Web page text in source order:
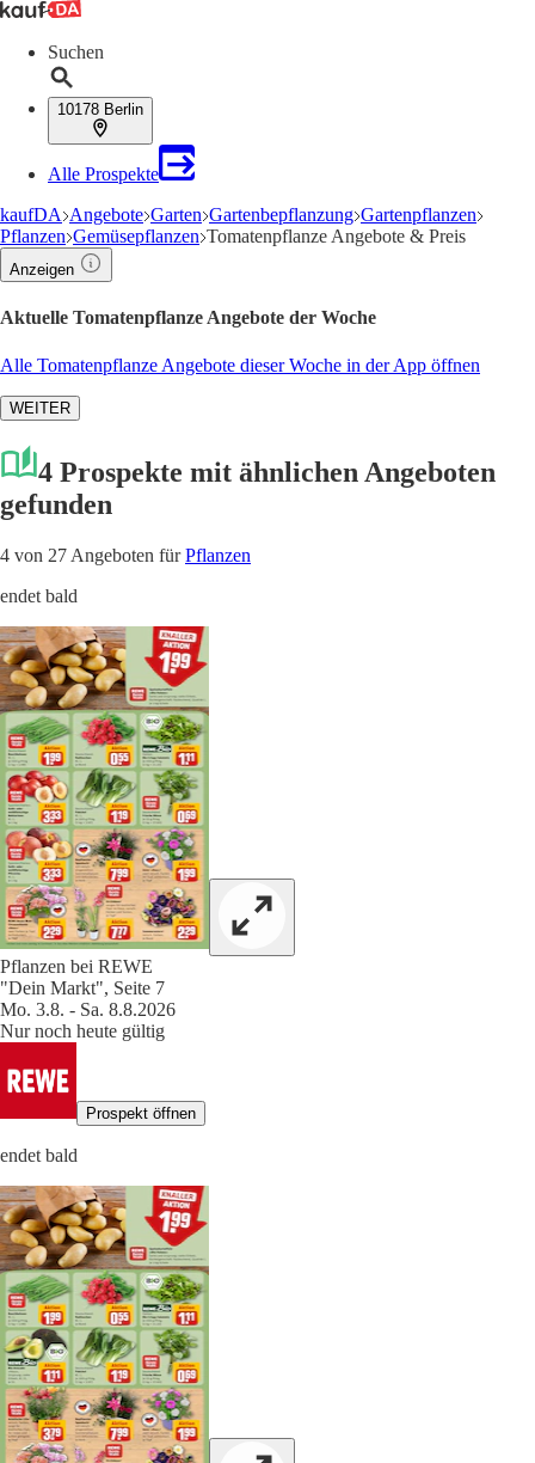
Suchen
10178 Berlin
Alle Prospekte
kaufDA Angebote Garten Gartenbepflanzung Gartenpflanzen
Pflanzen Gemüsepflanzen Tomatenpflanze Angebote & Preis
Anzeigen
Aktuelle Tomatenpflanze Angebote der Woche
Alle Tomatenpflanze Angebote dieser Woche in der App öffnen
WEITER
4 Prospekte mit ähnlichen Angeboten
gefunden
4 von 27 Angeboten fürPflanzen
endet bald
Pflanzen bei REWE
"Dein Markt", Seite 7
Mo. 3.8. - Sa. 8.8.2026
Nur noch heute gültig
Prospekt öffnen
endet bald